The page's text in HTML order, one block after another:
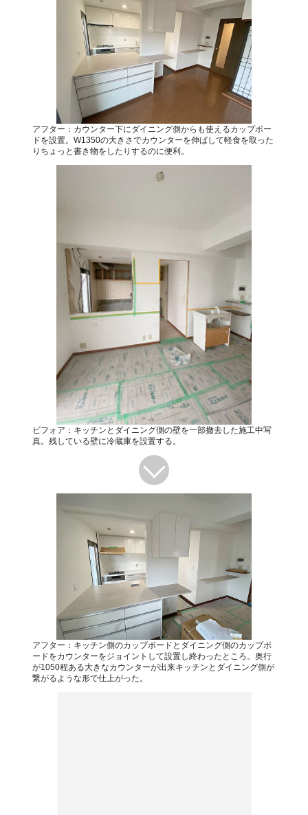
アフター：カウンター下にダイニング側からも使えるカップボー
ドを設置。W1350の大きさでカウンターを伸ばして軽食を取った
りちょっと書き物をしたりするのに便利。
ビフォア：キッチンとダイニング側の壁を一部撤去した施工中写
真。残している壁に冷蔵庫を設置する。
アフター：キッチン側のカップボードとダイニング側のカップボ
ードをカウンターをジョイントして設置し終わったところ。奥行
が1050程ある大きなカウンターが出来キッチンとダイニング側が
繋がるような形で仕上がった。